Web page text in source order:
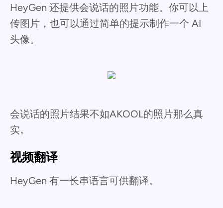
HeyGen 还提供会说话的照片功能。你可以上
传图片，也可以通过简单的提示制作一个 AI
头像。
会说话的照片结果不如AKOOL的照片那么真
实。
视频翻译
HeyGen 有一长串语言可供翻译。